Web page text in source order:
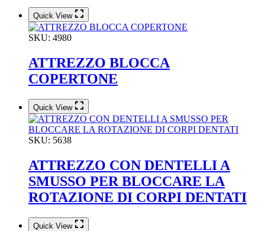
Quick View
SKU: 4980
ATTREZZO BLOCCA
COPERTONE
Quick View
SKU: 5638
ATTREZZO CON DENTELLI A
SMUSSO PER BLOCCARE LA
ROTAZIONE DI CORPI DENTATI
Quick View